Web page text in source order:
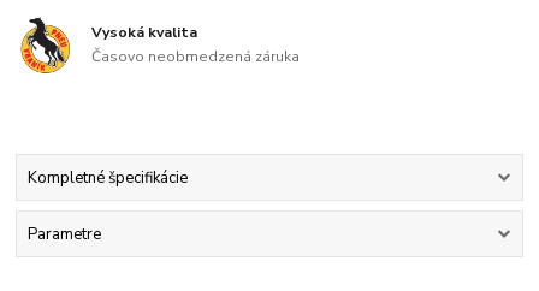
Vysoká kvalita
Časovo neobmedzená záruka
Kompletné špecifikácie
Parametre